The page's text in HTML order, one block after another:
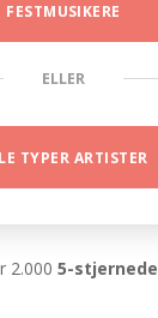
FESTMUSIKERE
ELLER
TYPER ARTISTER
2.0005-stjernede